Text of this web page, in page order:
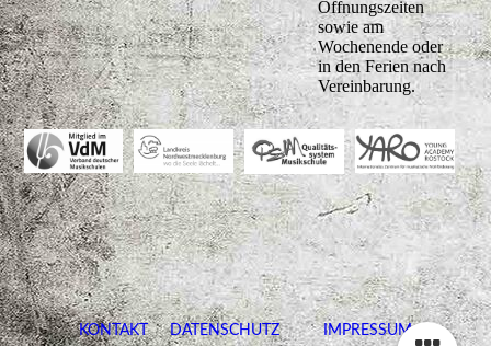
Öffnungszeiten
sowie am
Wochenende oder
in den Ferien nach
Vereinbarung.
KONTAKT DATENSCHUTZIMPRESSUM